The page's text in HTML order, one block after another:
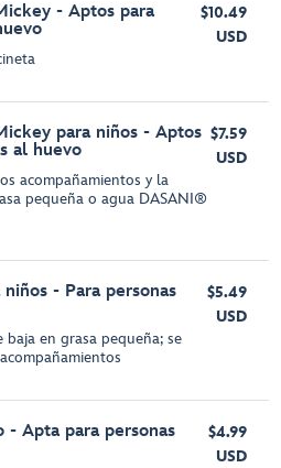
- Aptos para
$10.49
USD
para niños - Aptos
al huevo
acompañamientos y la
pequeña o agua DASANI®
$7.59
USD
- Para personas
en grasa pequeña; se
$5.49
USD
- Apta para personas
$4.99
USD